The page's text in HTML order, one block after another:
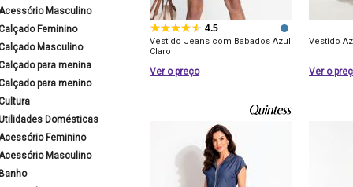
Masculino
Feminino
Masculino
para menina
para menino
Domésticas
Feminino
Masculino
4.5
Vestido Jeans com Babados Azul
Claro
Ver o preço
Vestido
Ver o